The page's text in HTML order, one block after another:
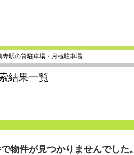
寺駅の貸駐車場・月極駐車場
結果一覧
物件が見つかりませんでした。